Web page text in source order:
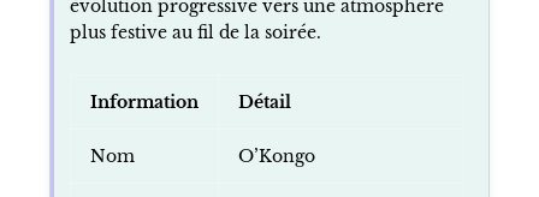
évolution progressive vers une atmosphère
plus festive au fil de la soirée.
Information Détail
Nom O’Kongo